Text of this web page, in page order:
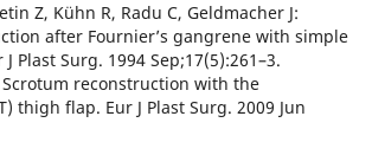
Z, Kühn R, Radu C, Geldmacher J:
after Fournier’s gangrene with simple
Plast Surg. 1994 Sep;17(5):261–3.
Scrotum reconstruction with the
thigh flap. Eur J Plast Surg. 2009 Jun